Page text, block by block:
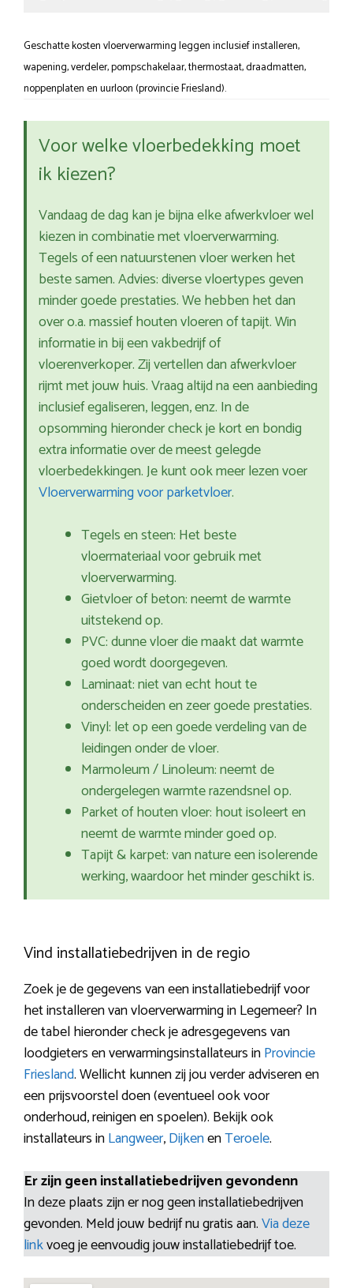
Geschatte kosten vloerverwarming leggen inclusief installeren,
wapening, verdeler, pompschakelaar, thermostaat, draadmatten,
noppenplaten en uurloon (provincie Friesland).
Voor welke vloerbedekking moet
ik kiezen?
Vandaag de dag kan je bijna elke afwerkvloer wel
kiezen in combinatie met vloerverwarming.
Tegels of een natuurstenen vloer werken het
beste samen. Advies: diverse vloertypes geven
minder goede prestaties. We hebben het dan
over o.a. massief houten vloeren of tapijt. Win
informatie in bij een vakbedrijf of
vloerenverkoper. Zij vertellen dan afwerkvloer
rijmt met jouw huis. Vraag altijd na een aanbieding
inclusief egaliseren, leggen, enz. In de
opsomming hieronder check je kort en bondig
extra informatie over de meest gelegde
vloerbedekkingen. Je kunt ook meer lezen voer
Vloerverwarming voor parketvloer.
Tegels en steen: Het beste
vloermateriaal voor gebruik met
vloerverwarming.
Gietvloer of beton: neemt de warmte
uitstekend op.
PVC: dunne vloer die maakt dat warmte
goed wordt doorgegeven.
Laminaat: niet van echt hout te
onderscheiden en zeer goede prestaties.
Vinyl: let op een goede verdeling van de
leidingen onder de vloer.
Marmoleum / Linoleum: neemt de
ondergelegen warmte razendsnel op.
Parket of houten vloer: hout isoleert en
neemt de warmte minder goed op.
Tapijt & karpet: van nature een isolerende
werking, waardoor het minder geschikt is.
Vind installatiebedrijven in de regio
Zoek je de gegevens van een installatiebedrijf voor
het installeren van vloerverwarming in Legemeer? In
de tabel hieronder check je adresgegevens van
loodgieters en verwarmingsinstallateurs inProvincie
Friesland. Wellicht kunnen zij jou verder adviseren en
een prijsvoorstel doen (eventueel ook voor
onderhoud, reinigen en spoelen). Bekijk ook
installateurs inLangweer,DijkenenTeroele.
Er zijn geen installatiebedrijven gevondenn
In deze plaats zijn er nog geen installatiebedrijven
gevonden. Meld jouw bedrijf nu gratis aan.Via deze
linkvoeg je eenvoudig jouw installatiebedrijf toe.